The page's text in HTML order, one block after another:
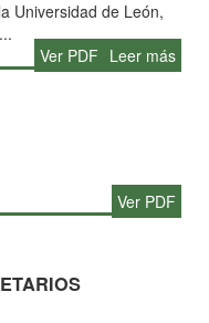
Universidad de León,
Ver PDF Leer más
Ver PDF